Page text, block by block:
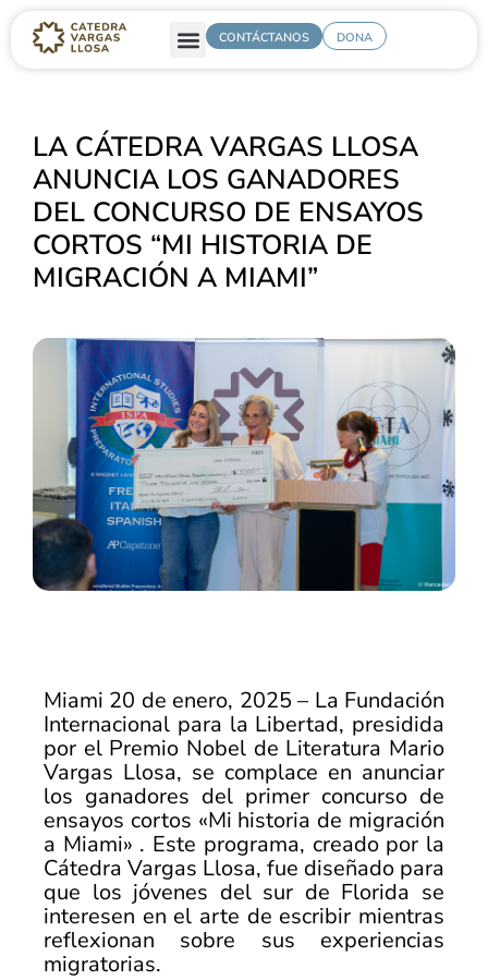
CONTÁCTANOS DONA
LA CÁTEDRA VARGAS LLOSA
ANUNCIA LOS GANADORES
DEL CONCURSO DE ENSAYOS
CORTOS “MI HISTORIA DE
MIGRACIÓN A MIAMI”
Miami 20 de enero, 2025 – La Fundación
Internacional para la Libertad, presidida
por el Premio Nobel de Literatura Mario
Vargas Llosa, se complace en anunciar
los ganadores del primer concurso de
ensayos cortos «Mi historia de migración
a Miami» . Este programa, creado por la
Cátedra Vargas Llosa, fue diseñado para
que los jóvenes del sur de Florida se
interesen en el arte de escribir mientras
reflexionan sobre sus experiencias
migratorias.